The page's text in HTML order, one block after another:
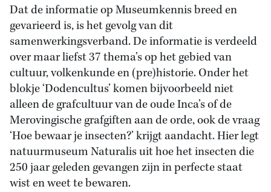
Dat de informatie op Museumkennis breed en
gevarieerd is, is het gevolg van dit
samenwerkingsverband. De informatie is verdeeld
over maar liefst 37 thema’s op het gebied van
cultuur, volkenkunde en (pre)historie. Onder het
blokje ‘Dodencultus’ komen bijvoorbeeld niet
alleen de grafcultuur van de oude Inca’s of de
Merovingische grafgiften aan de orde, ook de vraag
‘Hoe bewaar je insecten?’ krijgt aandacht. Hier legt
natuurmuseum Naturalis uit hoe het insecten die
250 jaar geleden gevangen zijn in perfecte staat
wist en weet te bewaren.